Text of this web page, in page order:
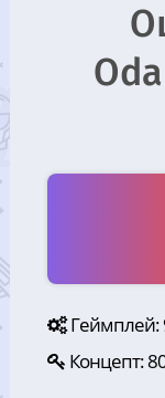
Геймплей:
Концепт: